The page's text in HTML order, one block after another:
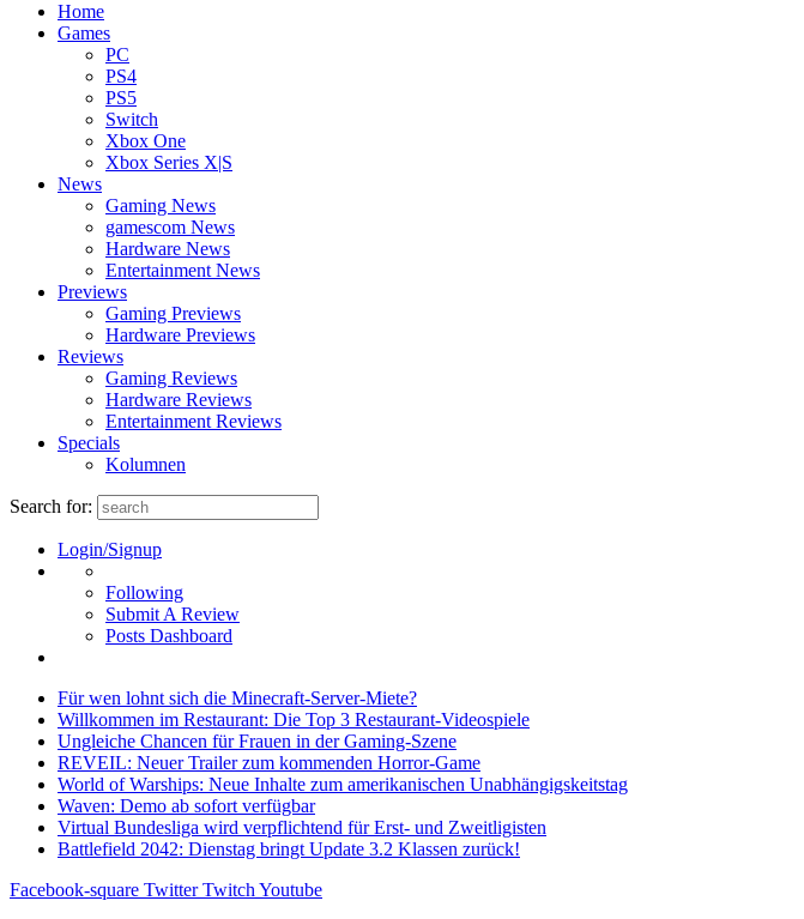
Home
Games
PC
PS4
PS5
Switch
Xbox One
Xbox Series X|S
News
Gaming News
gamescom News
Hardware News
Entertainment News
Previews
Gaming Previews
Hardware Previews
Reviews
Gaming Reviews
Hardware Reviews
Entertainment Reviews
Specials
Kolumnen
Search for:
Login/Signup
Following
Submit A Review
Posts Dashboard
Für wen lohnt sich die Minecraft-Server-Miete?
Willkommen im Restaurant: Die Top 3 Restaurant-Videospiele
Ungleiche Chancen für Frauen in der Gaming-Szene
REVEIL: Neuer Trailer zum kommenden Horror-Game
World of Warships: Neue Inhalte zum amerikanischen Unabhängigskeitstag
Waven: Demo ab sofort verfügbar
Virtual Bundesliga wird verpflichtend für Erst- und Zweitligisten
Battlefield 2042: Dienstag bringt Update 3.2 Klassen zurück!
Facebook-square Twitter Twitch Youtube